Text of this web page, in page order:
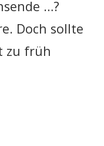
…?
Doch sollte
zu früh